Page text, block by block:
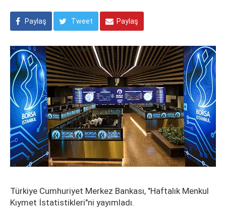
Paylaş Tweet Paylaş
Türkiye Cumhuriyet Merkez Bankası, "Haftalık Menkul
Kıymet İstatistikleri"ni yayımladı.